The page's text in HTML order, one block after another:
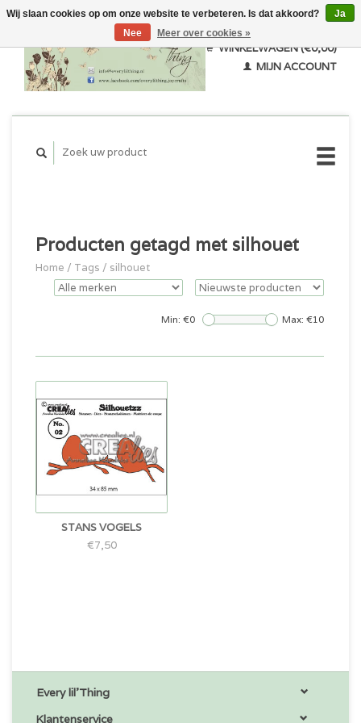
WINKELWAGEN (€0,00)
MIJN ACCOUNT
Producten getagd met silhouet
Home / Tags / silhouet
Min: €0 Max: €10
STANS VOGELS
€7,50
Every lil'Thing
Klantenservice
Wij slaan cookies op om onze website te verbeteren. Is dat akkoord?
Ja
Nee
Meer over cookies »